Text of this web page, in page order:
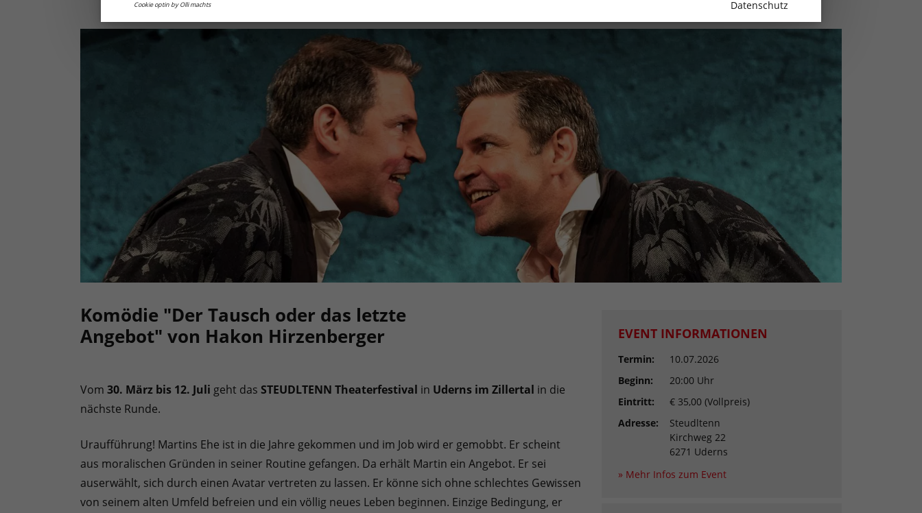
Komödie "Der Tausch oder das letzte
Angebot" von Hakon Hirzenberger
Vom 30. März bis 12. Juli geht das STEUDLTENN Theaterfestival in Uderns im Zillertal in die
nächste Runde.
Uraufführung! Martins Ehe ist in die Jahre gekommen und im Job wird er gemobbt. Er scheint
aus moralischen Gründen in seiner Routine gefangen. Da erhält Martin ein Angebot. Er sei
auserwählt, sich durch einen Avatar vertreten zu lassen. Er könne sich ohne schlechtes Gewissen
von seinem alten Umfeld befreien und ein völlig neues Leben beginnen. Einzige Bedingung, er
EVENT INFORMATIONEN
Termin:
10.07.2026
Beginn:
20:00 Uhr
Eintritt:
€ 35,00 (Vollpreis)
Adresse:
Steudltenn
Kirchweg 22
6271 Uderns
» Mehr Infos zum Event
Cookie optin by Olli machts Datenschutz